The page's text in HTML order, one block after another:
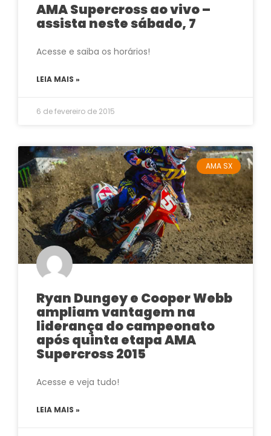
AMA Supercross ao vivo –
assista neste sábado, 7
Acesse e saiba os horários!
LEIA MAIS »
6 de fevereiro de 2015
AMA SX
Ryan Dungey e Cooper Webb
ampliam vantagem na
liderança do campeonato
após quinta etapa AMA
Supercross 2015
Acesse e veja tudo!
LEIA MAIS »